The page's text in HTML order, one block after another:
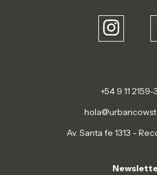
+54 9 11
Av. Santa fe 1313 -